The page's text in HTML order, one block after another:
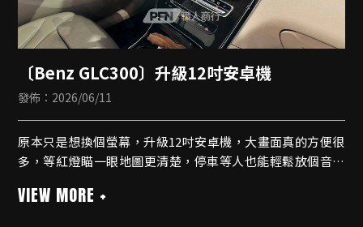
〔Benz GLC300〕升級12吋安卓機
發佈：2026/06/11
原本只是想換個螢幕，升級12吋安卓機，大畫面真的方便很
多，等紅燈瞄一眼地圖更清楚，停車等人也能輕鬆放個音樂
安卓機